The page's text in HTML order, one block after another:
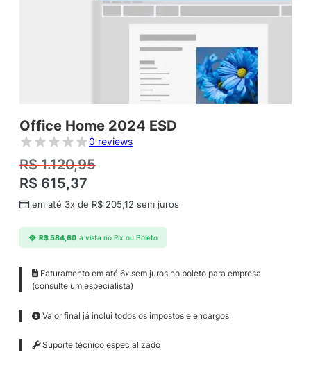
Office Home 2024 ESD
0 reviews
R$1.120,95
R$ 615,37
em até 3x de R$ 205,12 sem juros
R$584,60 à vista no Pix ou Boleto
Faturamento em até 6x sem juros no boleto para empresa
(consulte um especialista)
Valor final já inclui todos os impostos e encargos
Suporte técnico especializado